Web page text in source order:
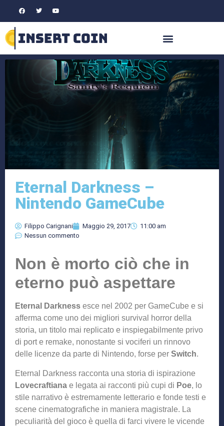
Eternal Darkness –
Nintendo GameCube
Filippo Carignani Maggio 29, 2017
11:00 am
Nessun commento
Non è morto ciò che in
eterno può aspettare
Eternal Darkness esce nel 2002 per GameCube e si
afferma come uno dei migliori survival horror della
storia, un titolo mai replicato e inspiegabilmente privo
di port e remake, nonostante si vociferi un rinnovo
delle licenze da parte di Nintendo, forse per Switch.
Eternal Darkness racconta una storia di ispirazione
Lovecraftiana e legata ai racconti più cupi di Poe, lo
stile narrativo è estremamente letterario e fonde testi e
scene cinematografiche in maniera magistrale. La
peculiarità del gioco è quella di farci vivere le vicende